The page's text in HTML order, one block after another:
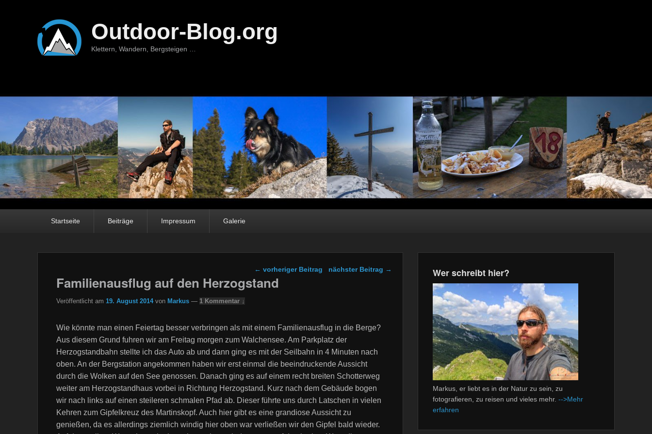
Outdoor-Blog.org
Klettern, Wandern, Bergsteigen …
Startseite Beiträge Impressum Galerie
Beitragsnavigation
← vorheriger Beitrag nächster Beitrag →
Familienausflug auf den Herzogstand
Veröffentlicht am 19. August 2014 von Markus — 1 Kommentar ↓
Wie könnte man einen Feiertag besser verbringen als mit einem Familienausflug in die Berge?
Aus diesem Grund fuhren wir am Freitag morgen zum Walchensee. Am Parkplatz der
Herzogstandbahn stellte ich das Auto ab und dann ging es mit der Seilbahn in 4 Minuten nach
oben. An der Bergstation angekommen haben wir erst einmal die beeindruckende Aussicht
durch die Wolken auf den See genossen. Danach ging es auf einem recht breiten Schotterweg
weiter am Herzogstandhaus vorbei in Richtung Herzogstand. Kurz nach dem Gebäude bogen
wir nach links auf einen steileren schmalen Pfad ab. Dieser führte uns durch Latschen in vielen
Kehren zum Gipfelkreuz des Martinskopf. Auch hier gibt es eine grandiose Aussicht zu
genießen, da es allerdings ziemlich windig hier oben war verließen wir den Gipfel bald wieder.
Wer schreibt hier?
Markus, er liebt es in der Natur zu sein, zu
fotografieren, zu reisen und vieles mehr. -->Mehr
erfahren